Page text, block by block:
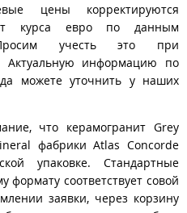
цены корректируются
курса евро по данным
учесть это при
Актуальную информацию по
можете уточнить у наших
что керамогранит Grey
фабрики Atlas Concorde
упаковке. Стандартные
соответствует совой
заявки, через корзину